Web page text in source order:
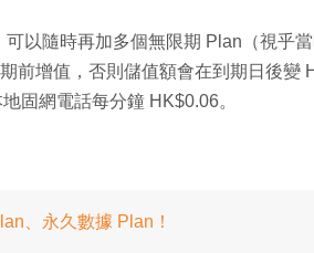
以隨時再加多個無限期 Plan（視乎當
前增值，否則儲值額會在到期日後變
固網電話每分鐘 HK$0.06。
、永久數據 Plan！